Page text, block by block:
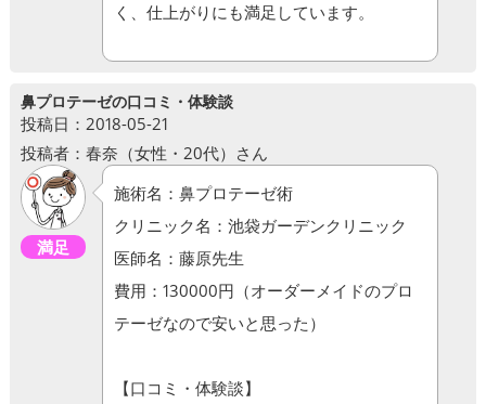
く、仕上がりにも満足しています。
鼻プロテーゼの口コミ・体験談
投稿日：2018-05-21
投稿者：春奈（女性・20代）さん
満足
施術名：鼻プロテーゼ術
クリニック名：池袋ガーデンクリニック
医師名：藤原先生
費用：130000円（オーダーメイドのプロ
テーゼなので安いと思った）
【口コミ・体験談】